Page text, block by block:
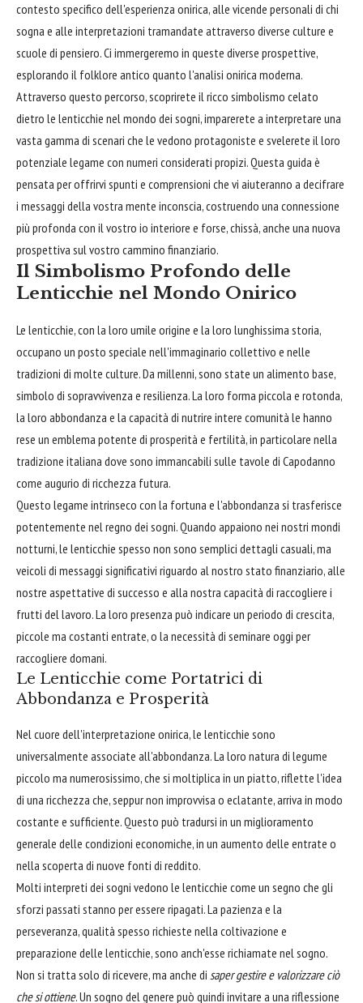
contesto specifico dell'esperienza onirica, alle vicende personali di chi
sogna e alle interpretazioni tramandate attraverso diverse culture e
scuole di pensiero. Ci immergeremo in queste diverse prospettive,
esplorando il folklore antico quanto l'analisi onirica moderna.
Attraverso questo percorso, scoprirete il ricco simbolismo celato
dietro le lenticchie nel mondo dei sogni, imparerete a interpretare una
vasta gamma di scenari che le vedono protagoniste e svelerete il loro
potenziale legame con numeri considerati propizi. Questa guida è
pensata per offrirvi spunti e comprensioni che vi aiuteranno a decifrare
i messaggi della vostra mente inconscia, costruendo una connessione
più profonda con il vostro io interiore e forse, chissà, anche una nuova
prospettiva sul vostro cammino finanziario.
Il Simbolismo Profondo delle
Lenticchie nel Mondo Onirico
Le lenticchie, con la loro umile origine e la loro lunghissima storia,
occupano un posto speciale nell'immaginario collettivo e nelle
tradizioni di molte culture. Da millenni, sono state un alimento base,
simbolo di sopravvivenza e resilienza. La loro forma piccola e rotonda,
la loro abbondanza e la capacità di nutrire intere comunità le hanno
rese un emblema potente di prosperità e fertilità, in particolare nella
tradizione italiana dove sono immancabili sulle tavole di Capodanno
come augurio di ricchezza futura.
Questo legame intrinseco con la fortuna e l'abbondanza si trasferisce
potentemente nel regno dei sogni. Quando appaiono nei nostri mondi
notturni, le lenticchie spesso non sono semplici dettagli casuali, ma
veicoli di messaggi significativi riguardo al nostro stato finanziario, alle
nostre aspettative di successo e alla nostra capacità di raccogliere i
frutti del lavoro. La loro presenza può indicare un periodo di crescita,
piccole ma costanti entrate, o la necessità di seminare oggi per
raccogliere domani.
Le Lenticchie come Portatrici di
Abbondanza e Prosperità
Nel cuore dell'interpretazione onirica, le lenticchie sono
universalmente associate all'abbondanza. La loro natura di legume
piccolo ma numerosissimo, che si moltiplica in un piatto, riflette l'idea
di una ricchezza che, seppur non improvvisa o eclatante, arriva in modo
costante e sufficiente. Questo può tradursi in un miglioramento
generale delle condizioni economiche, in un aumento delle entrate o
nella scoperta di nuove fonti di reddito.
Molti interpreti dei sogni vedono le lenticchie come un segno che gli
sforzi passati stanno per essere ripagati. La pazienza e la
perseveranza, qualità spesso richieste nella coltivazione e
preparazione delle lenticchie, sono anch'esse richiamate nel sogno.
Non si tratta solo di ricevere, ma anche di saper gestire e valorizzare ciò
che si ottiene. Un sogno del genere può quindi invitare a una riflessione